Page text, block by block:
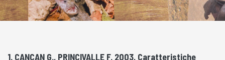
1. CANCAN G., PRINCIVALLE F. 2003, Caratteristiche